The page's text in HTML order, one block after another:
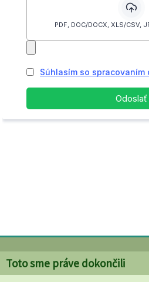
Toto sme práve dokončili